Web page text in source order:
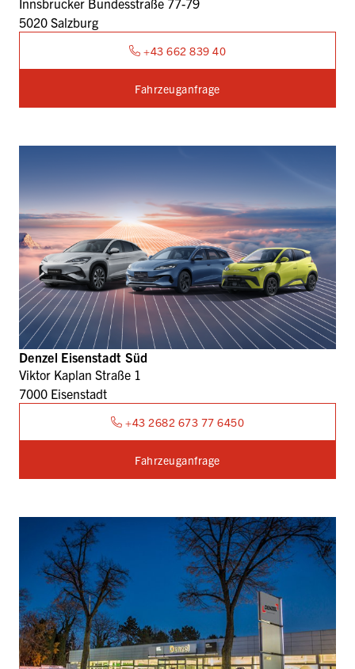
Innsbrucker Bundesstraße 77-79
5020 Salzburg
+43 662 839 40
Fahrzeuganfrage
Denzel Eisenstadt Süd
Viktor Kaplan Straße 1
7000 Eisenstadt
+43 2682 673 77 6450
Fahrzeuganfrage